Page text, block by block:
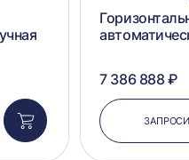
Добавить
в
корзину
7 386 888 ₽